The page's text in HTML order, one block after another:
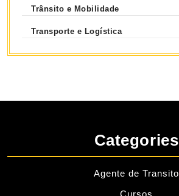
Trânsito e Mobilidade
Transporte e Logística
Categories
Agente de Transito
Cursos